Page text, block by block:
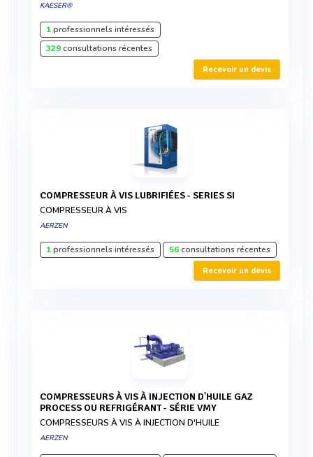
KAESER®
1professionnels intéressés
329consultations récentes
Recevoir un devis
COMPRESSEUR À VIS LUBRIFIÉES - SERIES SI
COMPRESSEUR À VIS
AERZEN
1professionnels intéressés 56consultations récentes
Recevoir un devis
COMPRESSEURS À VIS À INJECTION D'HUILE GAZ
PROCESS OU REFRIGÉRANT - SÉRIE VMY
COMPRESSEURS À VIS À INJECTION D'HUILE
AERZEN